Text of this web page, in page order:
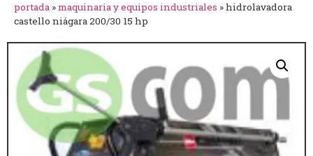
portada »maquinaria y equipos industriales »hidrolavadora
castello niágara 200/30 15 hp